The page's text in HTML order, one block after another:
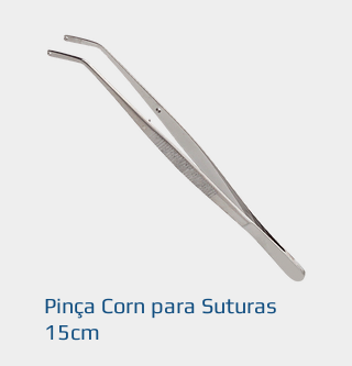
Pinça Corn para Suturas
15cm